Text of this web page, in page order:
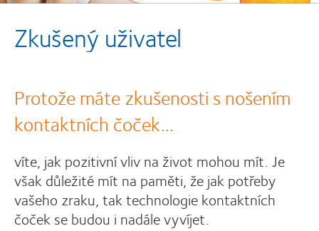
Zkušený uživatel
Protože máte zkušenosti s nošením
kontaktních čoček...
víte, jak pozitivní vliv na život mohou mít. Je
však důležité mít na paměti, že jak potřeby
vašeho zraku, tak technologie kontaktních
čoček se budou i nadále vyvíjet.